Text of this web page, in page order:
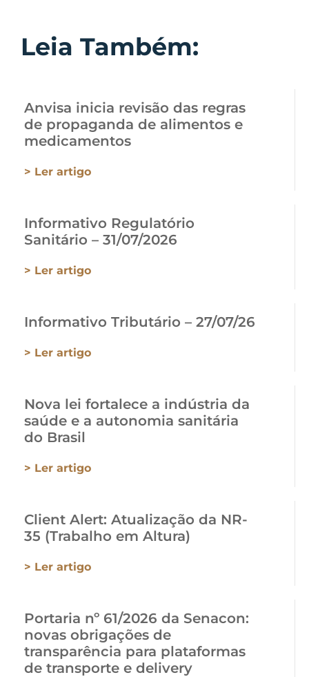
Leia Também:
Anvisa inicia revisão das regras
de propaganda de alimentos e
medicamentos
> Ler artigo
Informativo Regulatório
Sanitário – 31/07/2026
> Ler artigo
Informativo Tributário – 27/07/26
> Ler artigo
Nova lei fortalece a indústria da
saúde e a autonomia sanitária
do Brasil
> Ler artigo
Client Alert: Atualização da NR-
35 (Trabalho em Altura)
> Ler artigo
Portaria nº 61/2026 da Senacon:
novas obrigações de
transparência para plataformas
de transporte e delivery